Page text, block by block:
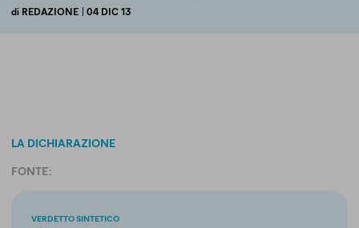
di REDAZIONE | 04 DIC 13
LA DICHIARAZIONE
FONTE:
VERDETTO SINTETICO